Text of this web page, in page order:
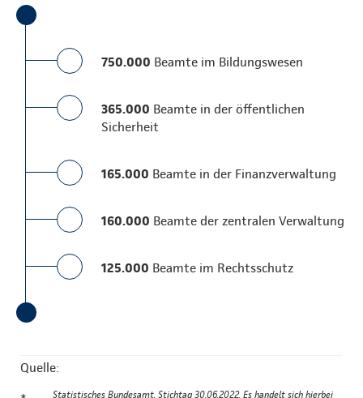
750.000 Beamte im Bildungswesen
365.000 Beamte in der öffentlichen
Sicherheit
165.000 Beamte in der Finanzverwaltung
160.000 Beamte der zentralen Verwaltung
125.000 Beamte im Rechtsschutz
Quelle:
Statistisches Bundesamt, Stichtag 30.06.2022. Es handelt sich hierbei